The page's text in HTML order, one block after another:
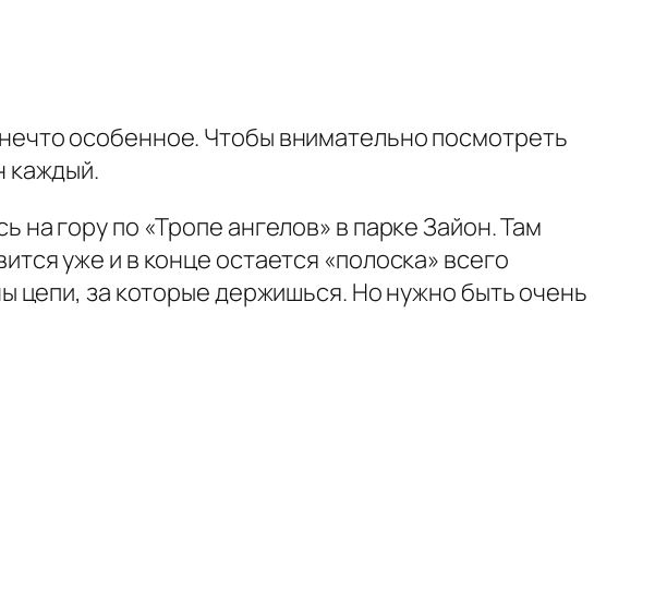
особенное. Чтобы внимательно посмотреть
каждый.
гору по «Тропе ангелов» в парке Зайон. Там
уже и в конце остается «полоска» всего
цепи, за которые держишься. Но нужно быть очень